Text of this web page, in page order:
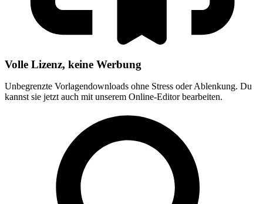
Volle Lizenz, keine Werbung
Unbegrenzte Vorlagendownloads ohne Stress oder Ablenkung. Du
kannst sie jetzt auch mit unserem Online-Editor bearbeiten.